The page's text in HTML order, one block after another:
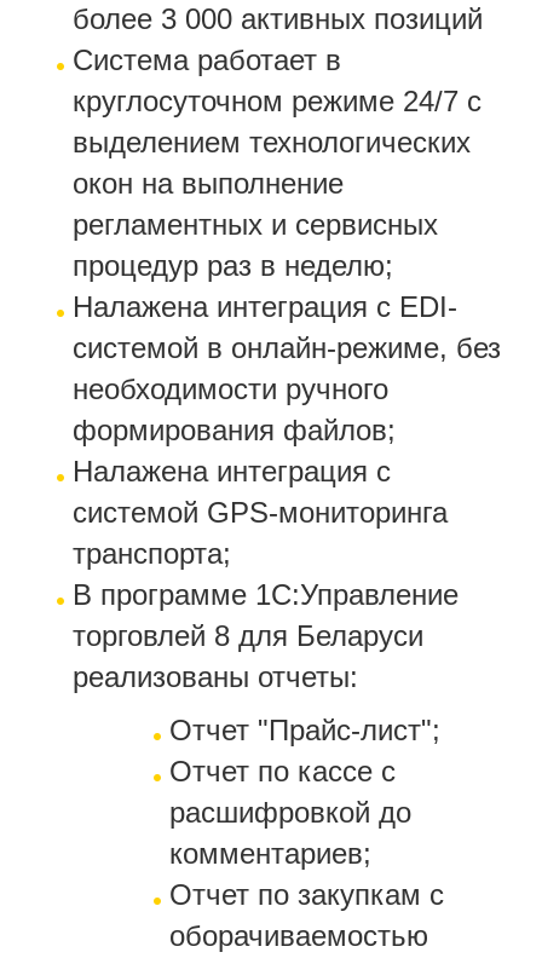
более 3 000 активных позиций
Система работает в
круглосуточном режиме 24/7 с
выделением технологических
окон на выполнение
регламентных и сервисных
процедур раз в неделю;
Налажена интеграция с EDI-
системой в онлайн-режиме, без
необходимости ручного
формирования файлов;
Налажена интеграция с
системой GPS-мониторинга
транспорта;
В программе 1С:Управление
торговлей 8 для Беларуси
реализованы отчеты:
Отчет "Прайс-лист";
Отчет по кассе с
расшифровкой до
комментариев;
Отчет по закупкам с
оборачиваемостью